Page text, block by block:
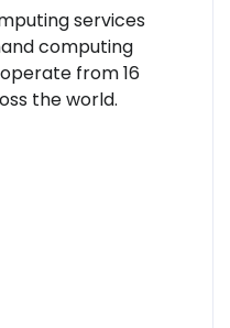
services
computing
from 16
the world.